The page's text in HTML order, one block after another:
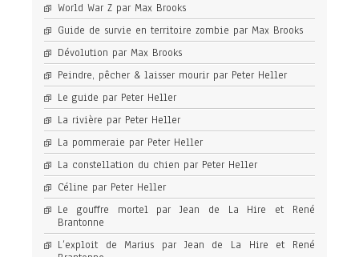
World War Z par Max Brooks
Guide de survie en territoire zombie par Max Brooks
Dévolution par Max Brooks
Peindre, pêcher & laisser mourir par Peter Heller
Le guide par Peter Heller
La rivière par Peter Heller
La pommeraie par Peter Heller
La constellation du chien par Peter Heller
Céline par Peter Heller
Le gouffre mortel par Jean de La Hire et René
Brantonne
L’exploit de Marius par Jean de La Hire et René